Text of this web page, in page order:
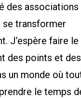
des associations
se transformer
J’espère faire
des points et
un monde où
le temps